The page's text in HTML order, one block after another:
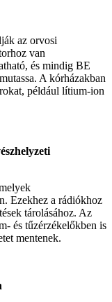
az orvosi
van
és mindig BE
A kórházakban
például lítium-ion
Ezekhez a rádiókhoz
tárolásához. Az
és tűzérzékelőkben is
mentenek.